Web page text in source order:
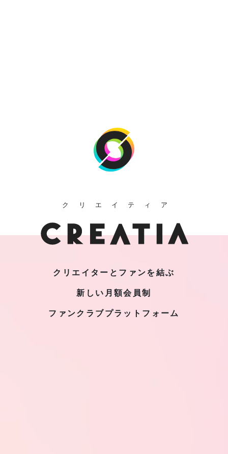
クリエイティア
クリエイターとファンを結ぶ
新しい月額会員制
ファンクラブプラットフォーム